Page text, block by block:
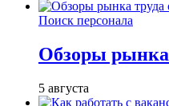
Поиск персонала
Обзоры рынка
5 августа